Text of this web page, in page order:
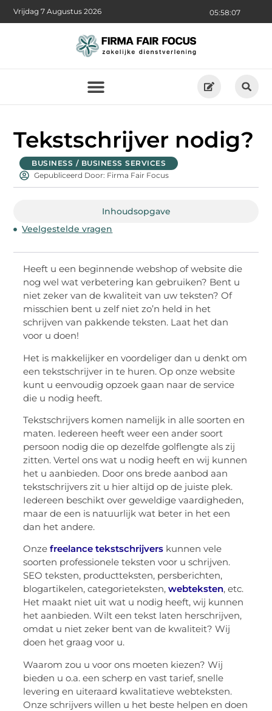
05:58:08
Vrijdag 7 Augustus 2026
Tekstschrijver nodig?
BUSINESS / BUSINESS SERVICES
Gepubliceerd Door: Firma Fair Focus
Inhoudsopgave
Veelgestelde vragen
Heeft u een beginnende webshop of website die
nog wel wat verbetering kan gebruiken? Bent u
niet zeker van de kwaliteit van uw teksten? Of
misschien bent u zelf niet zo’n held in het
schrijven van pakkende teksten. Laat het dan
voor u doen!
Het is makkelijker en voordeliger dan u denkt om
een tekstschrijver in te huren. Op onze website
kunt u eenvoudig opzoek gaan naar de service
die u nodig heeft.
Tekstschrijvers komen namelijk in alle soorten en
maten. Iedereen heeft weer een ander soort
persoon nodig die op dezelfde golflengte als zij
zitten. Vertel ons wat u nodig heeft en wij kunnen
het u aanbieden. Door ons brede aanbod aan
tekstschrijvers zit u hier altijd op de juiste plek.
Iedereen beschikt over geweldige vaardigheden,
maar de een is natuurlijk wat beter in het een
dan het andere.
Onzefreelance tekstschrijvers kunnen vele
soorten professionele teksten voor u schrijven.
SEO teksten, productteksten, persberichten,
blogartikelen, categorieteksten,webteksten, etc.
Het maakt niet uit wat u nodig heeft, wij kunnen
het aanbieden. Wilt een tekst laten herschrijven,
omdat u niet zeker bent van de kwaliteit? Wij
doen het graag voor u.
Waarom zou u voor ons moeten kiezen? Wij
bieden u o.a. een scherp en vast tarief, snelle
levering en uiteraard kwalitatieve webteksten.
Onze schrijvers willen u het beste helpen en doen